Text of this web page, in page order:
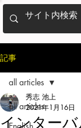
記事
all articles
all articles
インター
秀志 池上
2021年1月16日